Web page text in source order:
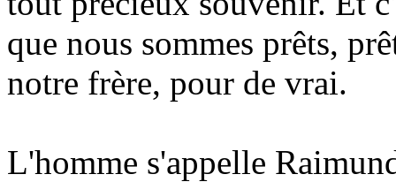
que nous sommes prêts,
notre frère, pour de vrai.
L'homme s'appelle